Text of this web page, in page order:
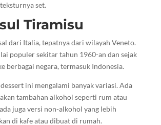
set.
Tiramisu
dari Italia, tepatnya dari wilayah Veneto.
populer sekitar tahun 1960-an dan sejak
berbagai negara, termasuk Indonesia.
ini mengalami banyak variasi. Ada
tambahan alkohol seperti rum atau
juga versi non-alkohol yang lebih
di kafe atau dibuat di rumah.